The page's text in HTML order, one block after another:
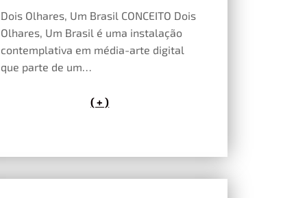
Dois Olhares, Um Brasil CONCEITO Dois
Olhares, Um Brasil é uma instalação
contemplativa em média-arte digital
que parte de um…
( + )